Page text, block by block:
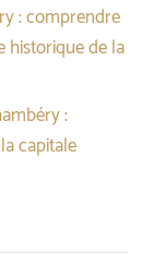
: comprendre
historique de la
:
capitale